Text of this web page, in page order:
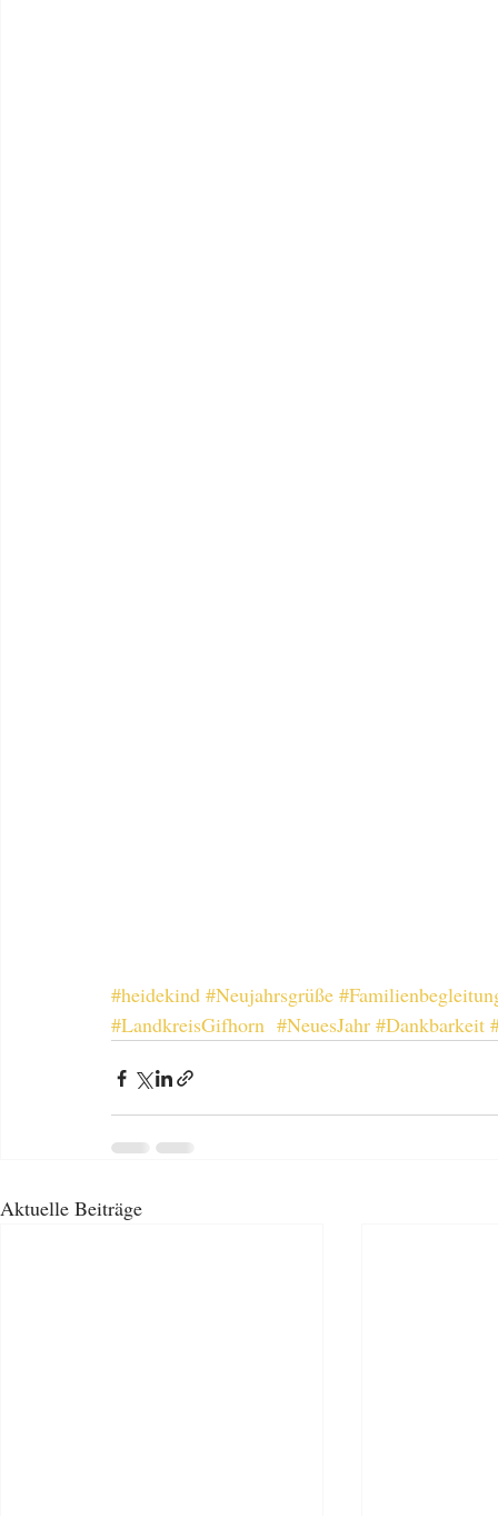
#heidekind #Neujahrsgrüße
#LandkreisGifhorn #NeuesJahr #Dankbarkeit
Aktuelle Beiträge